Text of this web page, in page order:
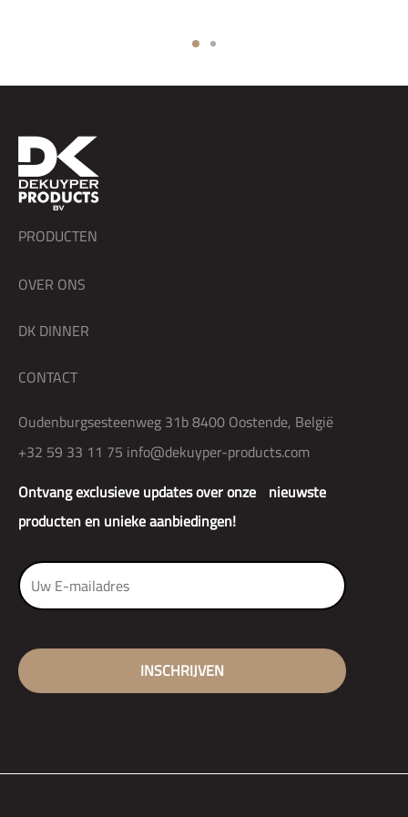
Ontvang exclusieve updates over onze nieuwste
producten en unieke aanbiedingen!
PRODUCTEN
OVER ONS
DK DINNER
CONTACT
Oudenburgsesteenweg 31b 8400 Oostende, België
+32 59 33 11 75 info@dekuyper-products.com